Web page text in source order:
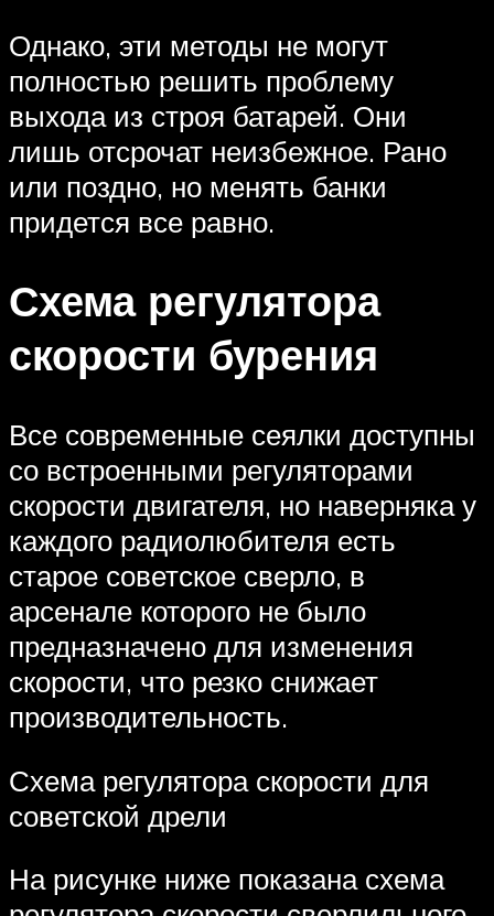
Однако, эти методы не могут
полностью решить проблему
выхода из строя батарей. Они
лишь отсрочат неизбежное. Рано
или поздно, но менять банки
придется все равно.
Схема регулятора
скорости бурения
Все современные сеялки доступны
со встроенными регуляторами
скорости двигателя, но наверняка у
каждого радиолюбителя есть
старое советское сверло, в
арсенале которого не было
предназначено для изменения
скорости, что резко снижает
производительность.
Схема регулятора скорости для
советской дрели
На рисунке ниже показана схема